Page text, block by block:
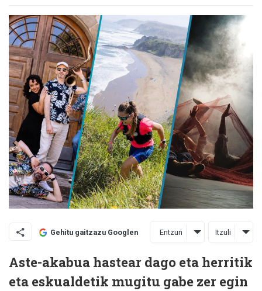
Gehitu gaitzazu Googlen Entzun Itzuli
Aste-akabua hastear dago eta herritik
eta eskualdetik mugitu gabe zer egin